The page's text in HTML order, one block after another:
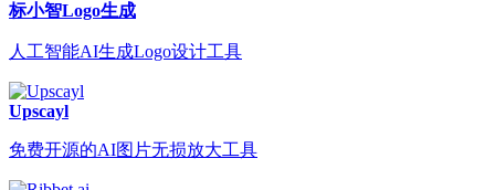
标小智Logo生成
人工智能AI生成Logo设计工具
Upscayl
免费开源的AI图片无损放大工具